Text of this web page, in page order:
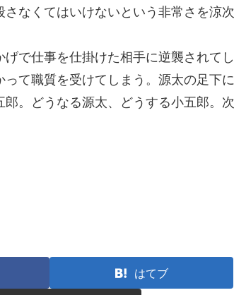
なくてはいけないという非常さを涼次
で仕事を仕掛けた相手に逆襲されてし
て職質を受けてしまう。源太の足下に
。どうなる源太、どうする小五郎。次
はてブ